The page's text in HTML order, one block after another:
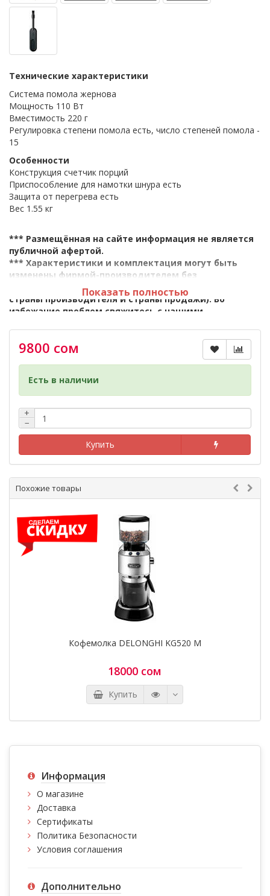
Технические характеристики
Система помола жернова
Мощность 110 Вт
Вместимость 220 г
Регулировка степени помола есть, число степеней помола -
15
Особенности
Конструкция счетчик порций
Приспособление для намотки шнура есть
Защита от перегрева есть
Вес 1.55 кг
*** Размещённая на сайте информация не является
публичной афертой.
*** Характеристики и комплектация могут быть
изменены фирмой-производителем без
предварительного уведомления (в зависимости от
страны производителя и страны продажи). Во
избежание проблем свяжитесь с нашими
*** Если вы заметили ошибку в описании, пожалуйста,
либо по тел.:
Показать полностью
9800 сом
Есть в наличии
+
−
Купить
Похожие товары
Кофемолка DELONGHI KG520 M
18000 сом
Купить
Информация
О магазине
Доставка
Сертификаты
Политика Безопасности
Условия соглашения
Дополнительно